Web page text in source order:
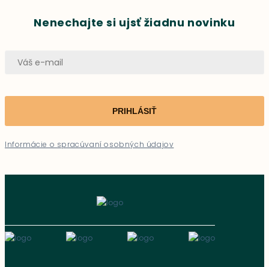
Nenechajte si ujsť žiadnu novinku
PRIHLÁSIŤ
Informácie o spracúvaní osobných údajov